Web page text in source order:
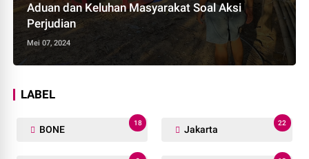
Aduan dan Keluhan Masyarakat Soal Aksi
Perjudian
Mei 07, 2024
LABEL
BONE
18
Jakarta
22